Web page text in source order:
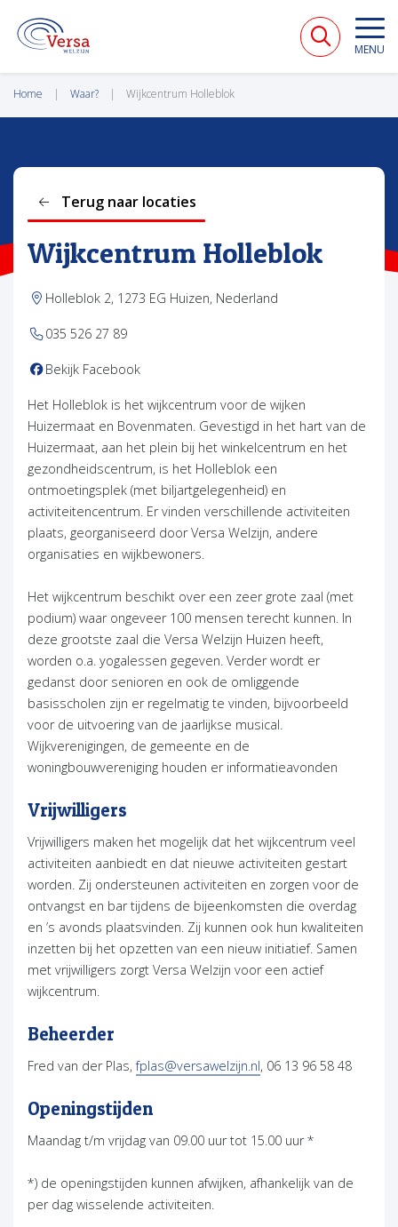
VERSA WELZIJN MENU
Home Waar? Wijkcentrum Holleblok
Terug naar locaties
Wijkcentrum Holleblok
Holleblok 2, 1273 EG Huizen, Nederland
035 526 27 89
Bekijk Facebook(opent in nieuw tabblad)
Het Holleblok is het wijkcentrum voor de wijken
Huizermaat en Bovenmaten. Gevestigd in het hart van de
Huizermaat, aan het plein bij het winkelcentrum en het
gezondheidscentrum, is het Holleblok een
ontmoetingsplek (met biljartgelegenheid) en
activiteitencentrum. Er vinden verschillende activiteiten
plaats, georganiseerd door Versa Welzijn, andere
organisaties en wijkbewoners.
Het wijkcentrum beschikt over een zeer grote zaal (met
podium) waar ongeveer 100 mensen terecht kunnen. In
deze grootste zaal die Versa Welzijn Huizen heeft,
worden o.a. yogalessen gegeven. Verder wordt er
gedanst door senioren en ook de omliggende
basisscholen zijn er regelmatig te vinden, bijvoorbeeld
voor de uitvoering van de jaarlijkse musical.
Wijkverenigingen, de gemeente en de
woningbouwvereniging houden er informatieavonden
Vrijwilligers
Vrijwilligers maken het mogelijk dat het wijkcentrum veel
activiteiten aanbiedt en dat nieuwe activiteiten gestart
worden. Zij ondersteunen activiteiten en zorgen voor de
ontvangst en bar tijdens de bijeenkomsten die overdag
en ’s avonds plaatsvinden. Zij kunnen ook hun kwaliteiten
inzetten bij het opzetten van een nieuw initiatief. Samen
met vrijwilligers zorgt Versa Welzijn voor een actief
wijkcentrum.
Beheerder
Fred van der Plas,fplas@versawelzijn.nl(opent in nieuw
, 06 13 96 58 48
Openingstijden
Maandag t/m vrijdag van 09.00 uur tot 15.00 uur *
*) de openingstijden kunnen afwijken, afhankelijk van de
per dag wisselende activiteiten.